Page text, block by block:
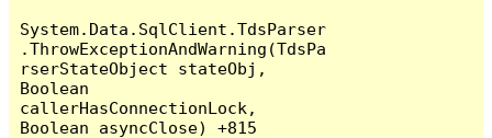
System.Data.SqlClient.TdsParser
.ThrowExceptionAndWarning(TdsPa
rserStateObject stateObj,
Boolean
callerHasConnectionLock,
Boolean asyncClose) +815